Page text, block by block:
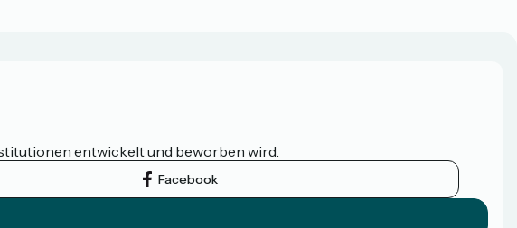
entwickelt und beworben wird.
Facebook